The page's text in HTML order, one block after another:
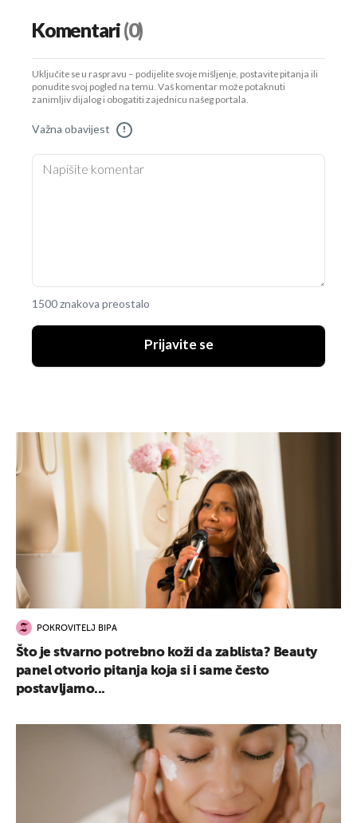
Komentari(0)
Uključite se u raspravu – podijelite svoje mišljenje, postavite pitanja ili
ponudite svoj pogled na temu. Vaš komentar može potaknuti
zanimljiv dijalog i obogatiti zajednicu našeg portala.
Važna obavijest !
1500 znakova preostalo
Prijavite se
POKROVITELJ BIPA
Što je stvarno potrebno koži da zablista? Beauty
panel otvorio pitanja koja si i same često
postavljamo...